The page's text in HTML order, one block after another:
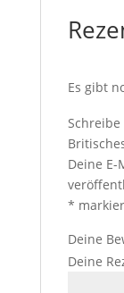
Es gibt
Deine
*
Deine
Deine